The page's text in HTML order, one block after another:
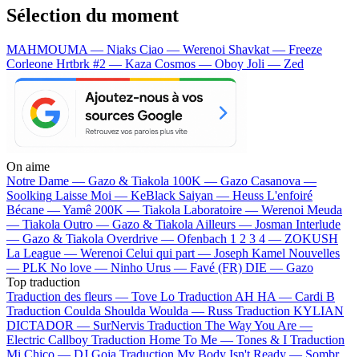
Sélection du moment
MAHMOUMA — Niaks Ciao — Werenoi Shavkat — Freeze
Corleone Hrtbrk #2 — Kaza Cosmos — Oboy Joli — Zed
On aime
Notre Dame — Gazo & Tiakola 100K — Gazo Casanova —
Soolking Laisse Moi — KeBlack Saiyan — Heuss L'enfoiré
Bécane —Yamê 200K — Tiakola Laboratoire — Werenoi Meuda
— Tiakola Outro — Gazo & Tiakola Ailleurs — Josman Interlude
— Gazo & Tiakola Overdrive — Ofenbach 1 2 3 4 — ZOKUSH
La League — Werenoi Celui qui part — Joseph Kamel Nouvelles
— PLK No love — Ninho Urus — Favé (FR) DIE — Gazo
Top traduction
Traduction des fleurs — Tove Lo Traduction AH HA — Cardi B
Traduction Coulda Shoulda Woulda — Russ Traduction KYLIAN
DICTADOR — SurNervis Traduction The Way You Are —
Electric Callboy Traduction Home To Me — Tones & I Traduction
Mi Chico — DJ Goja Traduction My Body Isn't Ready — Sombr